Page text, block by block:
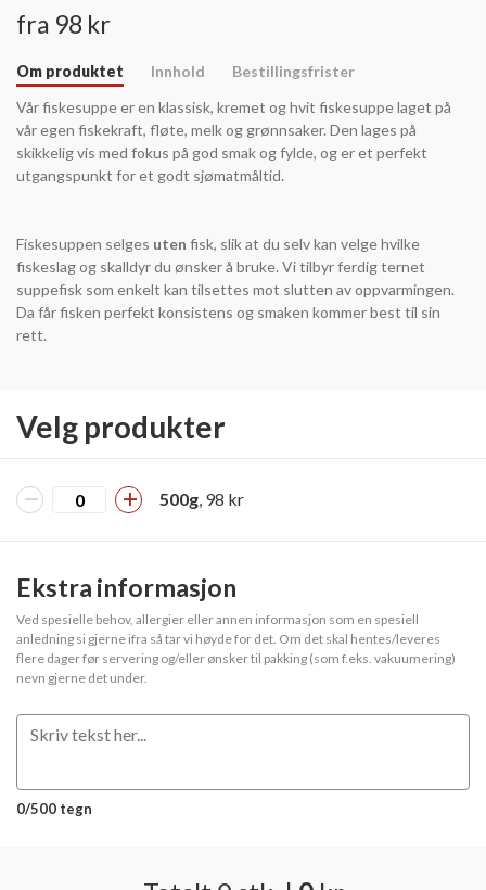
fra 98 kr
Om produktet Innhold
Bestillingsfrister
Vår fiskesuppe er en klassisk, kremet og hvit fiskesuppe laget på
vår egen fiskekraft, fløte, melk og grønnsaker. Den lages på
skikkelig vis med fokus på god smak og fylde, og er et perfekt
utgangspunkt for et godt sjømatmåltid.
Fiskesuppen selges uten fisk, slik at du selv kan velge hvilke
fiskeslag og skalldyr du ønsker å bruke. Vi tilbyr ferdig ternet
suppefisk som enkelt kan tilsettes mot slutten av oppvarmingen.
Da får fisken perfekt konsistens og smaken kommer best til sin
rett.
Velg produkter
500g , 98 kr
Ekstra informasjon
Ved spesielle behov, allergier eller annen informasjon som en spesiell
anledning si gjerne ifra så tar vi høyde for det. Om det skal hentes/leveres
flere dager før servering og/eller ønsker til pakking (som f.eks. vakuumering)
nevn gjerne det under.
0/500 tegn